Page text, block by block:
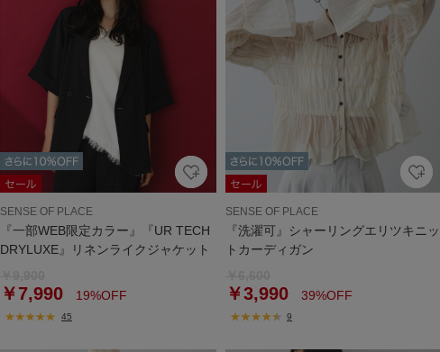
SENSE OF PLACE
『一部WEB限定カラー』『UR TECH
DRYLUXE』リネンライクジャケット
￥7,990 19%OFF
45
SENSE OF PLACE
『洗濯可』シャーリングエリツキニッ
トカーディガン
￥3,990 39%OFF
9